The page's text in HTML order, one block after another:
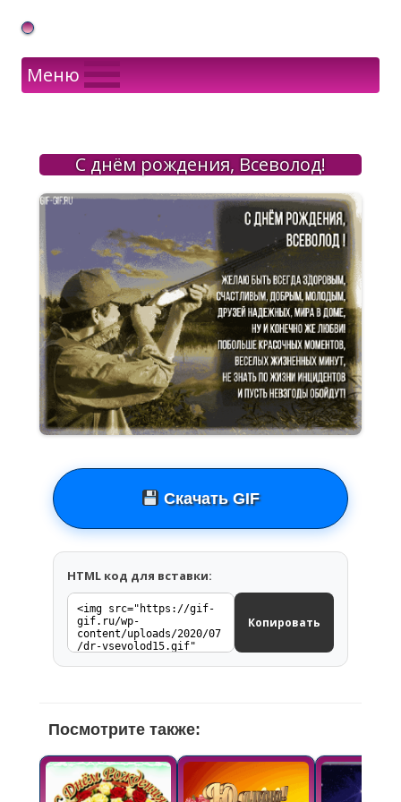
Gif Открытки в подарок
Меню
С днём рождения, Всеволод!
Скачать GIF
HTML код для вставки:
Копировать
Посмотрите также: